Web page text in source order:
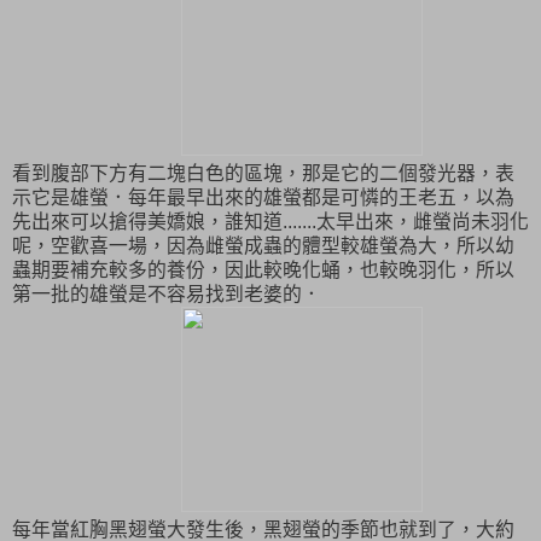
看到腹部下方有二塊白色的區塊，那是它的二個發光器，表
示它是雄螢．每年最早出來的雄螢都是可憐的王老五，以為
先出來可以搶得美嬌娘，誰知道.......太早出來，雌螢尚未羽化
呢，空歡喜一場，因為雌螢成蟲的體型較雄螢為大，所以幼
蟲期要補充較多的養份，因此較晚化蛹，也較晚羽化，所以
第一批的雄螢是不容易找到老婆的．
每年當紅胸黑翅螢大發生後，黑翅螢的季節也就到了，大約